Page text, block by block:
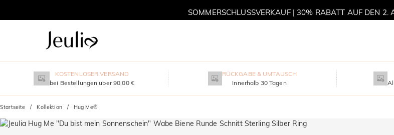
SOMMERSCHLUSSVERKAUF | 30% RABATT AUF DEN 2.
KOSTENLOSER VERSAND
bei Bestellungen über 90,00 €
RÜCKGABE & UMTAUSCH
Innerhalb 30 Tagen
Startseite Kollektion Hug Me®